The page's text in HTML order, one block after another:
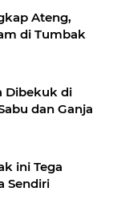
Ateng,
di Tumbak
Dibekuk di
dan Ganja
ini Tega
Sendiri